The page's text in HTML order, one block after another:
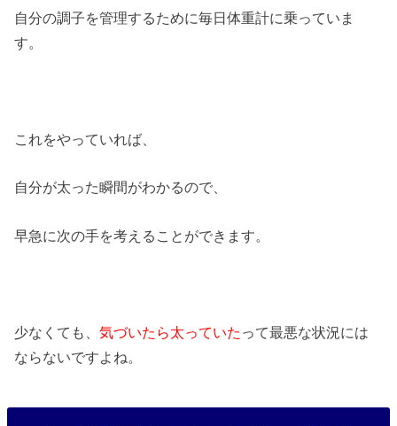
自分の調子を管理するために毎日体重計に乗っていま
す。
これをやっていれば、
自分が太った瞬間がわかるので、
早急に次の手を考えることができます。
少なくても、気づいたら太っていた って最悪な状況には
ならないですよね。